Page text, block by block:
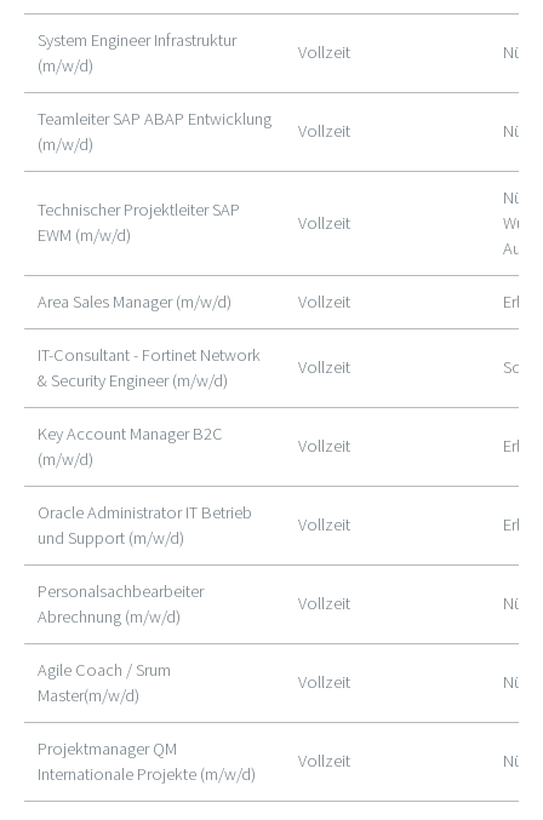
System Engineer Infrastruktur
(m/w/d)
Vollzeit
Teamleiter SAP ABAP Entwicklung
(m/w/d)
Vollzeit
Technischer Projektleiter SAP
EWM (m/w/d)
Vollzeit
Area Sales Manager (m/w/d) Vollzeit
IT-Consultant - Fortinet Network
& Security Engineer (m/w/d)
Vollzeit
Key Account Manager B2C
(m/w/d)
Vollzeit
Oracle Administrator IT Betrieb
und Support (m/w/d)
Vollzeit
Personalsachbearbeiter
Abrechnung (m/w/d)
Vollzeit
Agile Coach / Srum
Master(m/w/d)
Vollzeit
Projektmanager QM
Internationale Projekte (m/w/d)
Vollzeit